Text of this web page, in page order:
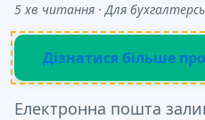
5 хв читання · Для
Дізнатися більше
Електронна пошта